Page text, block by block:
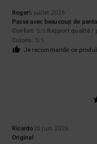
Roger6 juillet 2026
Passe avec beaucoup de
Confort: 5/5 Rapport qualité /
Coloris: 5/5
Je recommande ce
Ricardo26 juin 2026
Original